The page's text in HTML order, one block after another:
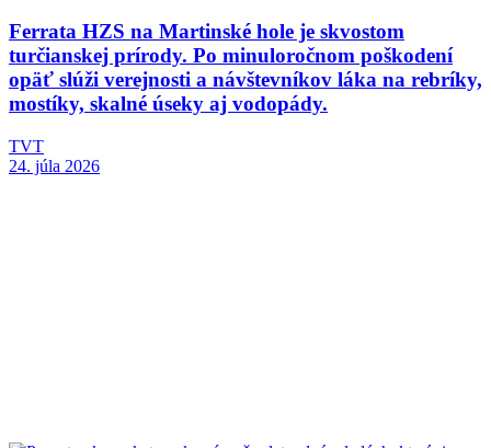
Ferrata HZS na Martinské hole je skvostom
turčianskej prírody. Po minuloročnom poškodení
opäť slúži verejnosti a návštevníkov láka na rebríky,
mostíky, skalné úseky aj vodopády.
TVT
24. júla 2026